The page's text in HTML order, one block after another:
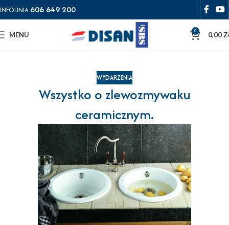
INFOLINIA 606 649 200
MENU 0 0,00
WYDARZENIA
Wszystko o zlewozmywaku
ceramicznym.